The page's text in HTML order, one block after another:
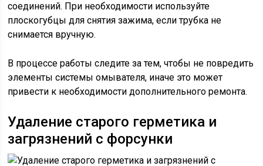
соединений. При необходимости используйте
плоскогубцы для снятия зажима, если трубка не
снимается вручную.
В процессе работы следите за тем, чтобы не повредить
элементы системы омывателя, иначе это может
привести к необходимости дополнительного ремонта.
Удаление старого герметика и
загрязнений с форсунки